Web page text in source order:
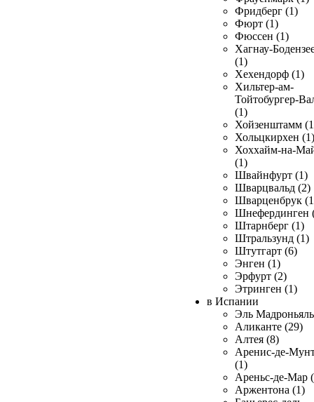
Фридберг (1)
Фюрт (1)
Фюссен (1)
Хагнау-
(1)
Хехендорф (1)
Хильтер-ам-
Тойтобургер-
(1)
Хойзенштамм
Хольцкирхен (1)
Хоххайм-на-
(1)
Швайнфурт (1)
Шварцвальд (2)
Шварценбрук
Шнефердинген
Штарнберг (1)
Штральзунд (1)
Штутгарт (6)
Энген (1)
Эрфурт (2)
Этринген (1)
в Испании
Эль
Аликанте (29)
Алтея (8)
Аренис-де-
(1)
Ареньс-де-Мар
Аржентона (1)